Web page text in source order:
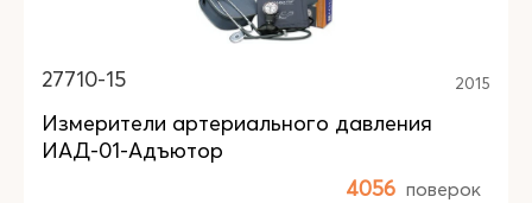
27710-15 2015
Измерители артериального давления
ИАД-01-Адъютор
4056 поверок